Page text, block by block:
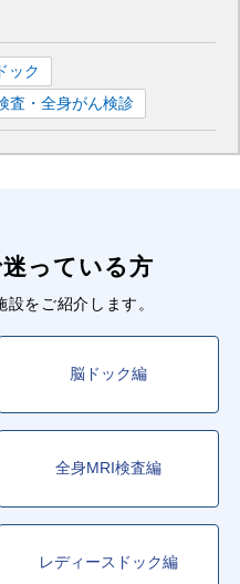
ック
査・全身がん検診
っている方
をご紹介します。
脳ドック編
全身MRI検査編
レディースドック編